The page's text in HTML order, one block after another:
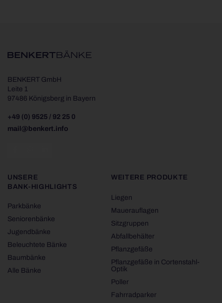
BENKERT GmbH
Leite 1
97486 Königsberg in Bayern
+49 (0) 9525 / 92 25 0
mail@benkert.info
UNSERE
BANK-HIGHLIGHTS
Parkbänke
Seniorenbänke
Jugendbänke
Beleuchtete Bänke
Baumbänke
Alle Bänke
WEITERE PRODUKTE
Liegen
Mauerauflagen
Sitzgruppen
Abfallbehälter
Pflanzgefäße
Pflanzgefäße in Cortenstahl-
Optik
Poller
Fahrradparker